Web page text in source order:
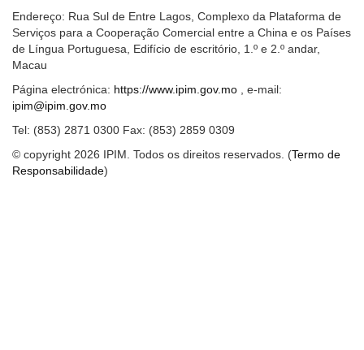
Endereço: Rua Sul de Entre Lagos, Complexo da Plataforma de
Serviços para a Cooperação Comercial entre a China e os Países
de Língua Portuguesa, Edifício de escritório, 1.º e 2.º andar,
Macau
Página electrónica: https://www.ipim.gov.mo , e-mail:
ipim@ipim.gov.mo
Tel: (853) 2871 0300 Fax: (853) 2859 0309
© copyright 2026 IPIM. Todos os direitos reservados. (Termo de
Responsabilidade)